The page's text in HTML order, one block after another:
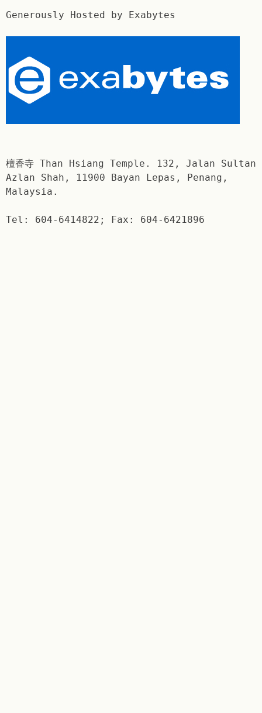
Generously Hosted by Exabytes
檀香寺 Than Hsiang Temple. 132, Jalan Sultan
Azlan Shah, 11900 Bayan Lepas, Penang,
Malaysia.
Tel: 604-6414822; Fax: 604-6421896